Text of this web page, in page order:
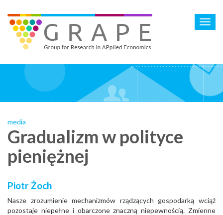
main
content
media
Gradualizm w polityce
pieniężnej
Piotr Żoch
Nasze zrozumienie mechanizmów rządzących gospodarką wciąż
pozostaje niepełne i obarczone znaczną niepewnością. Zmienne